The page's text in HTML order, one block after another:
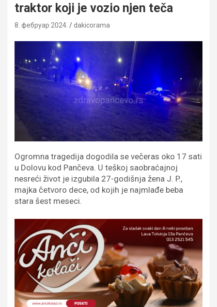
traktor koji je vozio njen teča
8. фебруар 2024. dakicorama
Ogromna tragedija dogodila se večeras oko 17 sati
u Dolovu kod Pančeva. U teškoj saobraćajnoj
nesreći život je izgubila 27-godišnja žena J. P.,
majka četvoro dece, od kojih je najmlađe beba
stara šest meseci.